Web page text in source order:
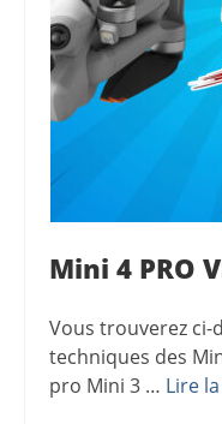
Mini 4 PRO
Vous trouverez ci-
techniques des
pro Mini 3 … Lire